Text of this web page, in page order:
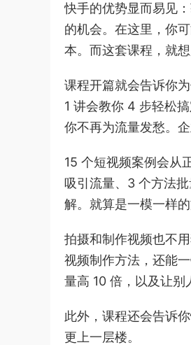
快手的优势显而易见
的机会。在这里，你
本。而这套课程，就
课程开篇就会告诉你
1 讲会教你 4 步轻松
你不再为流量发愁。
15 个短视频案例会从
吸引流量、3 个方法
解。就算是一模一样
拍摄和制作视频也不
视频制作方法，还能
量高 10 倍，以及让别
此外，课程还会告诉
更上一层楼。